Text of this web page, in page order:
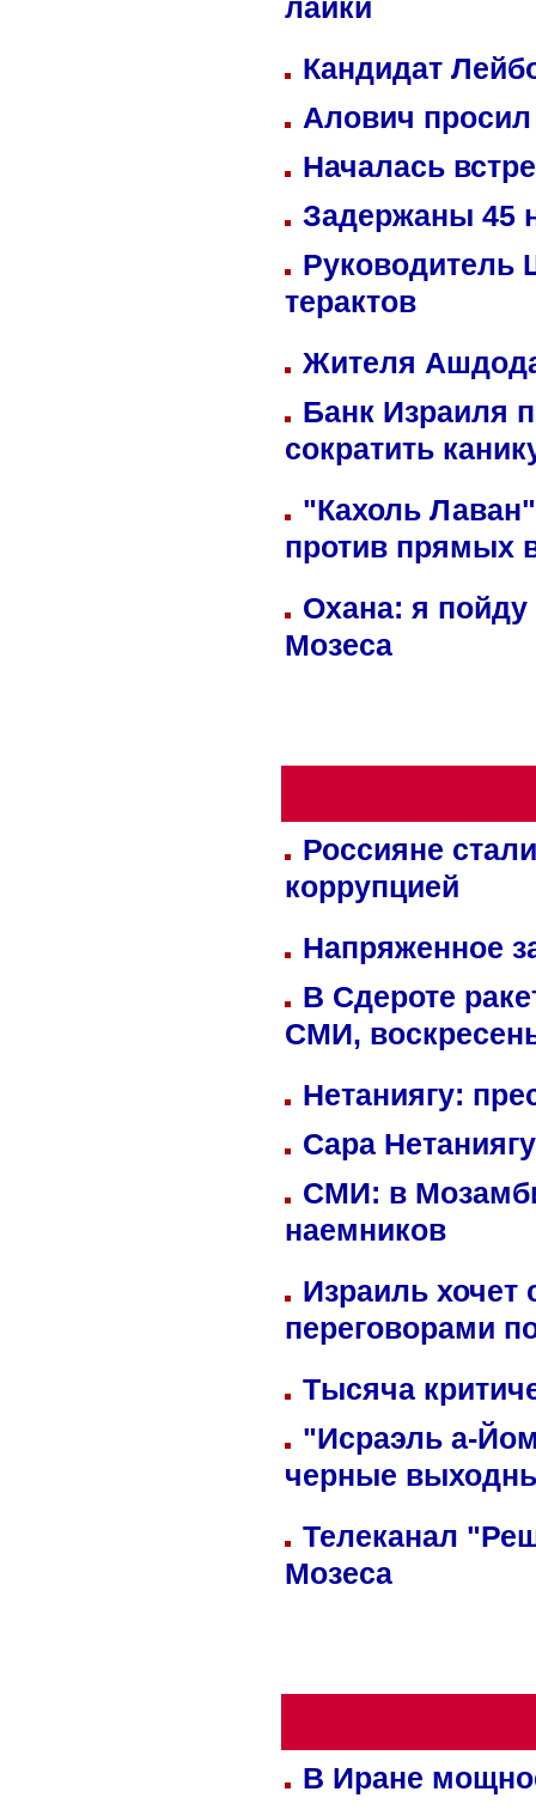
лайки
Кандидат
Алович просил
Началась
Задержаны 45
Руководитель
терактов
Жителя
Банк Израиля
сократить
"Кахоль
против прямых
Охана: я пойду
Мозеса
Россияне
коррупцией
Напряженное
В Сдероте
СМИ,
Нетаниягу:
Сара
СМИ: в
наемников
Израиль хочет
переговорами
Тысяча
"Исраэль а-
черные
Телеканал
Мозеса
В Иране